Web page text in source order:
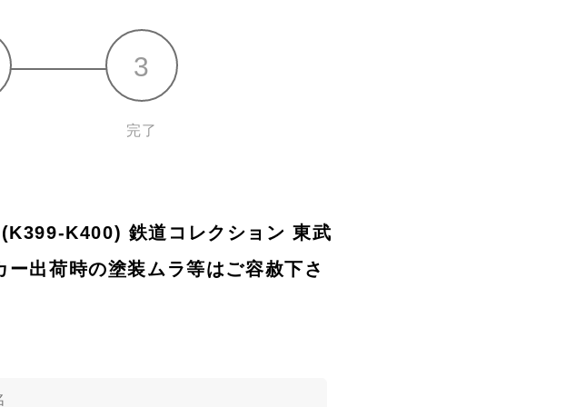
完了
K400) 鉄道コレクション 東武
出荷時の塗装ムラ等はご容赦下さ